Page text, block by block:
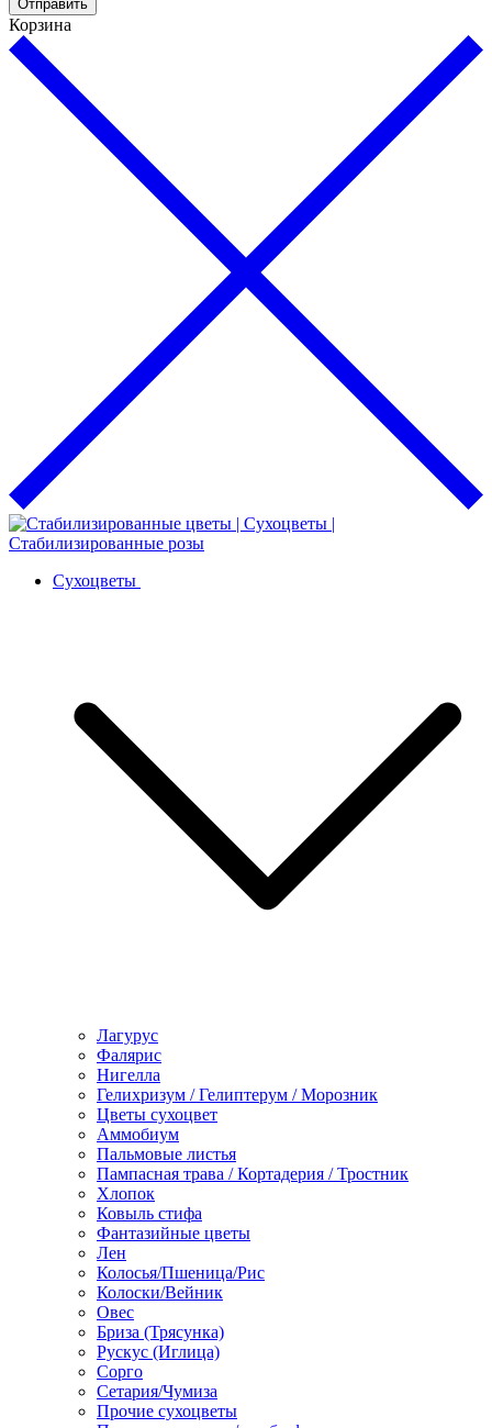
Отправить
Корзина
Сухоцветы
Лагурус
Фалярис
Нигелла
Гелихризум / Гелиптерум / Морозник
Цветы сухоцвет
Аммобиум
Пальмовые листья
Пампасная трава / Кортадерия / Тростник
Хлопок
Ковыль стифа
Фантазийные цветы
Лен
Колосья/Пшеница/Рис
Колоски/Вейник
Овес
Бриза (Трясунка)
Рускус (Иглица)
Сорго
Сетария/Чумиза
Прочие сухоцветы